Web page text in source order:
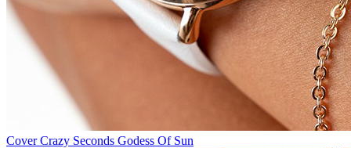
Cover Crazy Seconds Godess Of Sun